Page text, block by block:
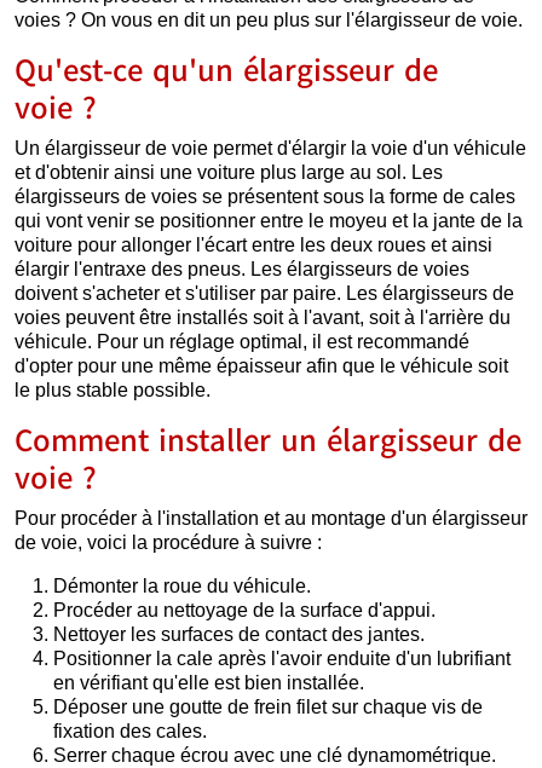
voies ? On vous en dit un peu plus sur l'élargisseur de voie.
Qu'est-ce qu'un élargisseur de
voie ?
Un élargisseur de voie permet d'élargir la voie d'un véhicule
et d'obtenir ainsi une voiture plus large au sol. Les
élargisseurs de voies se présentent sous la forme de cales
qui vont venir se positionner entre le moyeu et la jante de la
voiture pour allonger l'écart entre les deux roues et ainsi
élargir l'entraxe des pneus. Les élargisseurs de voies
doivent s'acheter et s'utiliser par paire. Les élargisseurs de
voies peuvent être installés soit à l'avant, soit à l'arrière du
véhicule. Pour un réglage optimal, il est recommandé
d'opter pour une même épaisseur afin que le véhicule soit
le plus stable possible.
Comment installer un élargisseur de
voie ?
Pour procéder à l'installation et au montage d'un élargisseur
de voie, voici la procédure à suivre :
Démonter la roue du véhicule.
Procéder au nettoyage de la surface d'appui.
Nettoyer les surfaces de contact des jantes.
Positionner la cale après l'avoir enduite d'un lubrifiant
en vérifiant qu'elle est bien installée.
Déposer une goutte de frein filet sur chaque vis de
fixation des cales.
Serrer chaque écrou avec une clé dynamométrique.